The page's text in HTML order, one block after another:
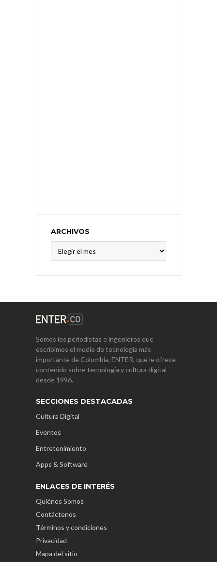
ARCHIVOS
Somos los periodistas e ingenieros que
escribimos el medio de tecnología más
importante de Colombia, ENTER, que le ofrece
contenido sobre tecnología y cultura digital
desde 1996.
SECCIONES DESTACADAS
Cultura Digital
Eventos
Entretenimiento
Apps & Software
ENLACES DE INTERÉS
Quiénes Somos
Contáctenos
Términos y condiciones
Privacidad
Mapa del sitio